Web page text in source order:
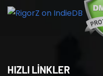
HIZLI LİNKLER